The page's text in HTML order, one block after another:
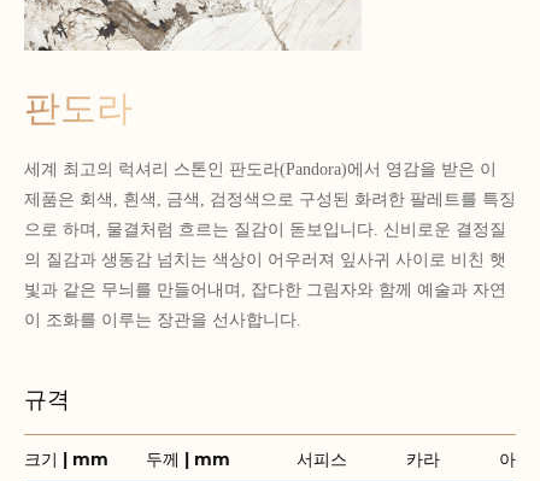
판도라
세계 최고의 럭셔리 스톤인 판도라(Pandora)에서 영감을 받은 이
제품은 회색, 흰색, 금색, 검정색으로 구성된 화려한 팔레트를 특징
으로 하며, 물결처럼 흐르는 질감이 돋보입니다. 신비로운 결정질
의 질감과 생동감 넘치는 색상이 어우러져 잎사귀 사이로 비친 햇
빛과 같은 무늬를 만들어내며, 잡다한 그림자와 함께 예술과 자연
이 조화를 이루는 장관을 선사합니다.
규격
크기 | mm 두께 | mm 서피스 카라 아이